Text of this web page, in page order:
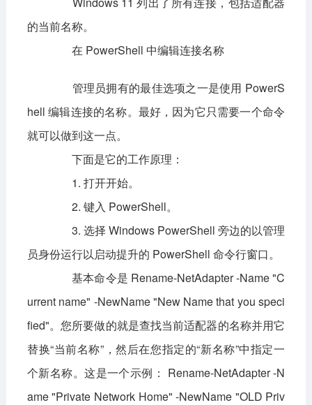
的当前名称。
在 PowerShell 中编辑连接名称
管理员拥有的最佳选项之一是使用 PowerS
hell 编辑连接的名称。最好，因为它只需要一个命令
就可以做到这一点。
下面是它的工作原理：
1. 打开开始。
2. 键入 PowerShell。
3. 选择 Windows PowerShell 旁边的以管理
员身份运行以启动提升的 PowerShell 命令行窗口。
基本命令是 Rename-NetAdapter -Name "C
urrent name" -NewName "New Name that you speci
fied"。您所要做的就是查找当前适配器的名称并用它
替换“当前名称”，然后在您指定的“新名称”中指定一
个新名称。这是一个示例： Rename-NetAdapter -N
ame "Private Network Home" -NewName "OLD Priv